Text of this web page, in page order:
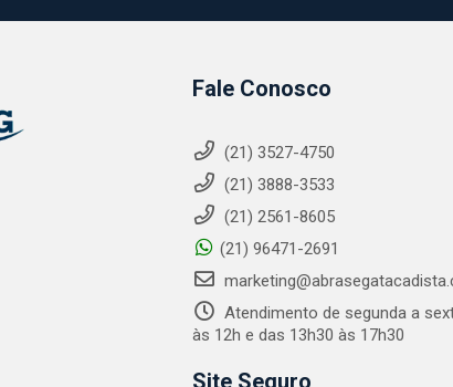
Fale Conosco
(21) 3527-4750
(21) 3888-3533
(21) 2561-8605
(21) 96471-2691
Atendimento de segunda a
às 12h e das 13h30 às 17h30
Site Seguro